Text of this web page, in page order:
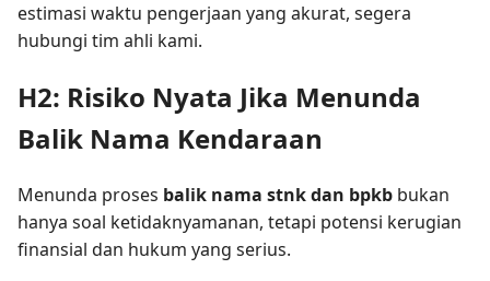
estimasi waktu pengerjaan yang akurat, segera
hubungi tim ahli kami.
H2: Risiko Nyata Jika Menunda
Balik Nama Kendaraan
Menunda proses balik nama stnk dan bpkb bukan
hanya soal ketidaknyamanan, tetapi potensi kerugian
finansial dan hukum yang serius.